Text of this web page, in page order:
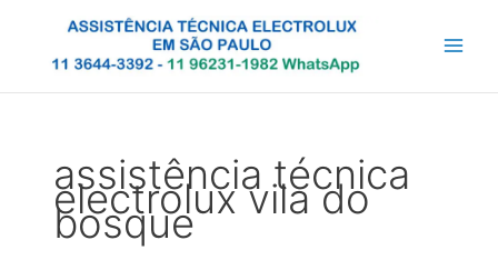
assistência técnica
electrolux vila do
bosque